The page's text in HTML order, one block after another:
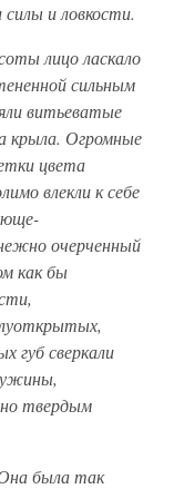
и ловкости.
лицо ласкало
сильным
витьеватые
крыла. Огромные
цвета
влекли к себе
очерченный
как бы
губ сверкали
твердым
была так